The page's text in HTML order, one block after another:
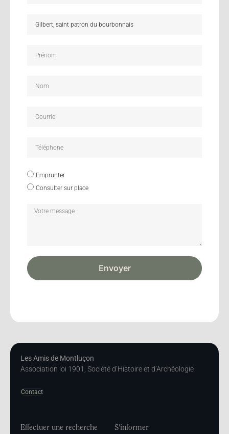
Emprunter
Consulter sur place
Envoyer
Les Amis de Montluçon
Association loi 1901, Société d’Histoire et d’Archéologie
Contact
Effectuer une recherche S'informer